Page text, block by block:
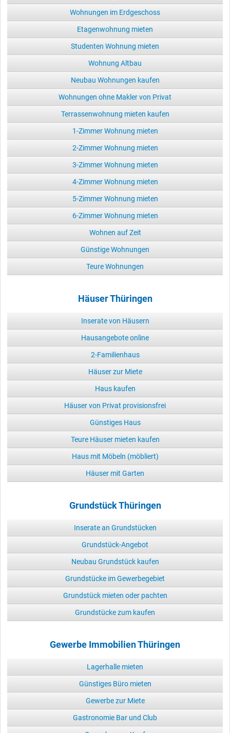
Wohnungen im Erdgeschoss
Etagenwohnung mieten
Studenten Wohnung mieten
Wohnung Altbau
Neubau Wohnungen kaufen
Wohnungen ohne Makler von Privat
Terrassenwohnung mieten kaufen
1-Zimmer Wohnung mieten
2-Zimmer Wohnung mieten
3-Zimmer Wohnung mieten
4-Zimmer Wohnung mieten
5-Zimmer Wohnung mieten
6-Zimmer Wohnung mieten
Wohnen auf Zeit
Günstige Wohnungen
Teure Wohnungen
Häuser Thüringen
Inserate von Häusern
Hausangebote online
2-Familienhaus
Häuser zur Miete
Haus kaufen
Häuser von Privat provisionsfrei
Günstiges Haus
Teure Häuser mieten kaufen
Haus mit Möbeln (möbliert)
Häuser mit Garten
Grundstück Thüringen
Inserate an Grundstücken
Grundstück-Angebot
Neubau Grundstück kaufen
Grundstücke im Gewerbegebiet
Grundstück mieten oder pachten
Grundstücke zum kaufen
Gewerbe Immobilien Thüringen
Lagerhalle mieten
Günstiges Büro mieten
Gewerbe zur Miete
Gastronomie Bar und Club